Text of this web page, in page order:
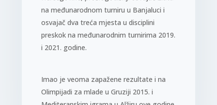
na međunarodnom turniru u Banjaluci i
osvajač dva treća mjesta u disciplini
preskok na međunarodnim turnirima 2019.
i 2021. godine.
Imao je veoma zapažene rezultate i na
Olimpijadi za mlade u Gruziji 2015. i